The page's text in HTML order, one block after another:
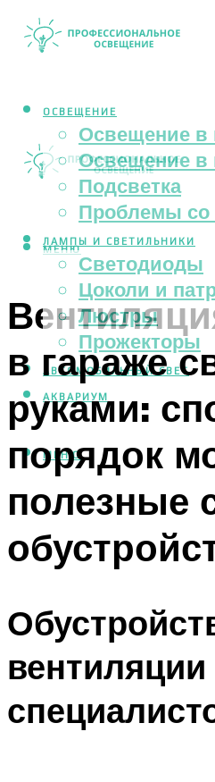
ОСВЕЩЕНИЕ
Освещение в
Освещение в
Подсветка
Проблемы со
ЛАМПЫ И СВЕТИЛЬНИКИ
Светодиоды
Цоколи и
Люстры
Прожекторы
АВТОМОБИЛЬНЫЙ СВЕТ
АКВАРИУМ
МЕНЮ
МЕНЮ
в гараже
руками:
порядок
полезные